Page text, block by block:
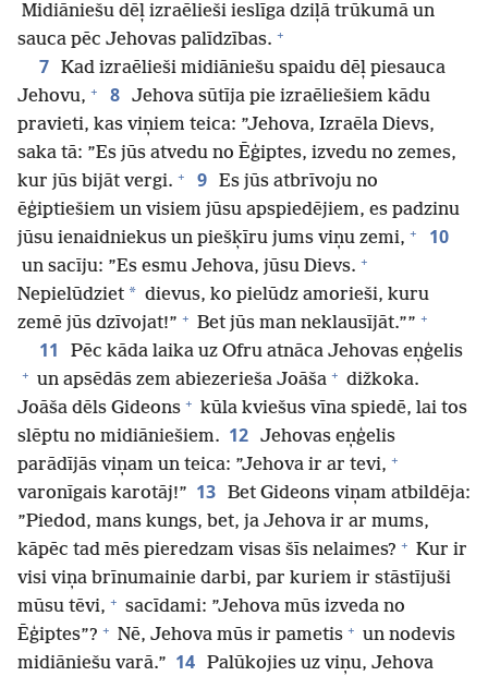
Midiāniešu dēļ izraēlieši ieslīga dziļā trūkumā un
sauca pēc Jehovas palīdzības. +
7 Kad izraēlieši midiāniešu spaidu dēļ piesauca
Jehovu, + 8 Jehova sūtīja pie izraēliešiem kādu
pravieti, kas viņiem teica: ”Jehova, Izraēla Dievs,
saka tā: ”Es jūs atvedu no Ēģiptes, izvedu no zemes,
kur jūs bijāt vergi. + 9 Es jūs atbrīvoju no
ēģiptiešiem un visiem jūsu apspiedējiem, es padzinu
jūsu ienaidniekus un piešķīru jums viņu zemi, + 10
un sacīju: ”Es esmu Jehova, jūsu Dievs. +
Nepielūdziet * dievus, ko pielūdz amorieši, kuru
zemē jūs dzīvojat!” + Bet jūs man neklausījāt.”” +
11 Pēc kāda laika uz Ofru atnāca Jehovas eņģelis
+ un apsēdās zem abiezerieša Joāša + dižkoka.
Joāša dēls Gideons + kūla kviešus vīna spiedē, lai tos
slēptu no midiāniešiem. 12 Jehovas eņģelis
parādījās viņam un teica: ”Jehova ir ar tevi, +
varonīgais karotāj!” 13 Bet Gideons viņam atbildēja:
”Piedod, mans kungs, bet, ja Jehova ir ar mums,
kāpēc tad mēs pieredzam visas šīs nelaimes? + Kur ir
visi viņa brīnumainie darbi, par kuriem ir stāstījuši
mūsu tēvi, + sacīdami: ”Jehova mūs izveda no
Ēģiptes”? + Nē, Jehova mūs ir pametis + un nodevis
midiāniešu varā.” 14 Palūkojies uz viņu, Jehova